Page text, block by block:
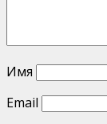
Имя
Email